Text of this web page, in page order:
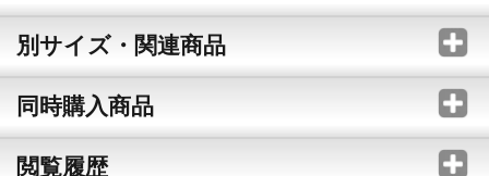
別サイズ・関連商品
同時購入商品
閲覧履歴